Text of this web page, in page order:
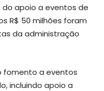
apoio a eventos de
R$ 50 milhões foram
da administração
fomento a eventos
incluindo apoio a